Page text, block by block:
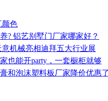
颜色
? 铝艺别墅门厂家哪家好？
意机械亮相迪拜五大行业展
也能开party，一套橱柜就够
和泡沫塑料板厂家降价优惠了